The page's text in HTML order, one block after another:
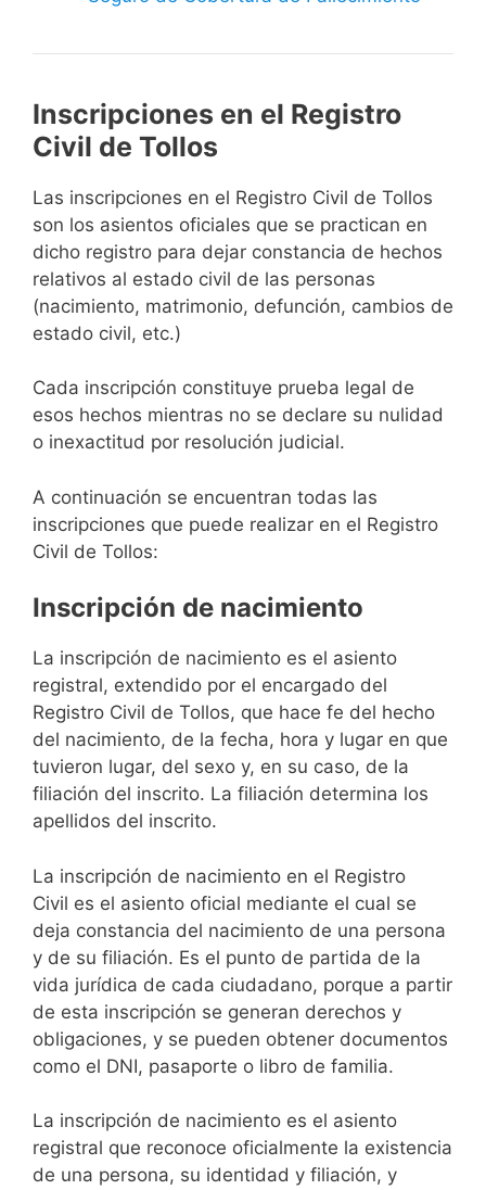
Inscripciones en el Registro
Civil de Tollos
Las inscripciones en el Registro Civil de Tollos
son los asientos oficiales que se practican en
dicho registro para dejar constancia de hechos
relativos al estado civil de las personas
(nacimiento, matrimonio, defunción, cambios de
estado civil, etc.)
Cada inscripción constituye prueba legal de
esos hechos mientras no se declare su nulidad
o inexactitud por resolución judicial.
A continuación se encuentran todas las
inscripciones que puede realizar en el Registro
Civil de Tollos:
Inscripción de nacimiento
La inscripción de nacimiento es el asiento
registral, extendido por el encargado del
Registro Civil de Tollos, que hace fe del hecho
del nacimiento, de la fecha, hora y lugar en que
tuvieron lugar, del sexo y, en su caso, de la
filiación del inscrito. La filiación determina los
apellidos del inscrito.
La inscripción de nacimiento en el Registro
Civil es el asiento oficial mediante el cual se
deja constancia del nacimiento de una persona
y de su filiación. Es el punto de partida de la
vida jurídica de cada ciudadano, porque a partir
de esta inscripción se generan derechos y
obligaciones, y se pueden obtener documentos
como el DNI, pasaporte o libro de familia.
La inscripción de nacimiento es el asiento
registral que reconoce oficialmente la existencia
de una persona, su identidad y filiación, y